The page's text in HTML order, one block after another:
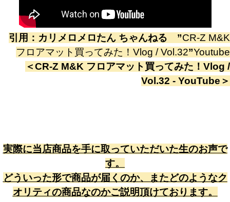
引用： カリメロメロたん ちゃんねる ”CR-Z M&K
フロアマット買ってみた！Vlog / Vol.32”Youtube
＜CR-Z M&K フロアマット買ってみた！Vlog /
Vol.32 - YouTube ＞
実際に当店商品を手に取っていただいた生のお声で
す。
どういった形で商品が届くのか、またどのようなク
オリティの商品なのかご説明頂けております。